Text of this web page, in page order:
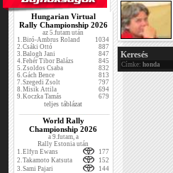
Hungarian Virtual
Rally Championship 2026
az 5.futam után
1.Biró-Ambrus Roland
1034
2.Csáki Ottó
887
3.Balogh Jani
847
4.Fehér Tibor Balázs
845
5.Zsoldos Csaba
832
6.Gách Bence
813
7.Szegedi Zsolt
797
8.Misik Attila
694
9.Koczka Tamás 679
teljes táblázat
World Rally
Championship 2026
a 9.futam, a
Rally Estonia után
1.Elfyn Ewans
177
2.Takamoto Katsuta
152
3.Sami Pajari
144
Keresés
Címke: honda